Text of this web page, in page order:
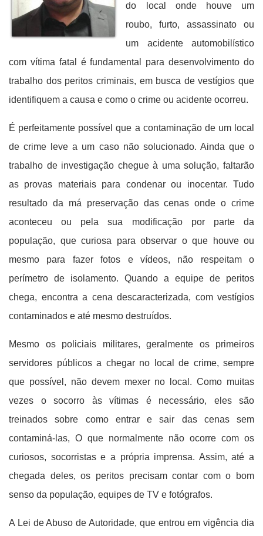
do local onde houve um
roubo, furto, assassinato ou
um acidente automobilístico
com vítima fatal é fundamental para desenvolvimento do
trabalho dos peritos criminais, em busca de vestígios que
identifiquem a causa e como o crime ou acidente ocorreu.
É perfeitamente possível que a contaminação de um local
de crime leve a um caso não solucionado. Ainda que o
trabalho de investigação chegue à uma solução, faltarão
as provas materiais para condenar ou inocentar. Tudo
resultado da má preservação das cenas onde o crime
aconteceu ou pela sua modificação por parte da
população, que curiosa para observar o que houve ou
mesmo para fazer fotos e vídeos, não respeitam o
perímetro de isolamento. Quando a equipe de peritos
chega, encontra a cena descaracterizada, com vestígios
contaminados e até mesmo destruídos.
Mesmo os policiais militares, geralmente os primeiros
servidores públicos a chegar no local de crime, sempre
que possível, não devem mexer no local. Como muitas
vezes o socorro às vítimas é necessário, eles são
treinados sobre como entrar e sair das cenas sem
contaminá-las, O que normalmente não ocorre com os
curiosos, socorristas e a própria imprensa. Assim, até a
chegada deles, os peritos precisam contar com o bom
senso da população, equipes de TV e fotógrafos.
A Lei de Abuso de Autoridade, que entrou em vigência dia